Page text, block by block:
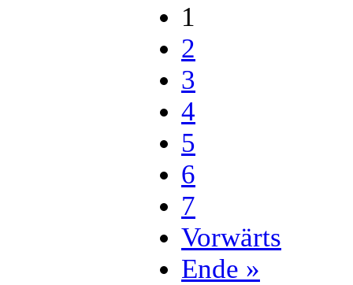
1
2
3
4
5
6
7
Vorwärts
Ende »